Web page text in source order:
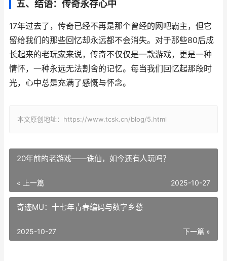
五、结语：传奇永存心中
17年过去了，传奇已经不再是那个曾经的网吧霸主，但它
留给我们的那些回忆却永远都不会消失。对于那些80后成
长起来的老玩家来说，传奇不仅仅是一款游戏，更是一种
情怀，一种永远无法割舍的记忆。每当我们回忆起那段时
光，心中总是充满了感慨与怀念。
本文原创地址：https://www.tcsk.cn/blog/5.html
20年前的老游戏——诛仙，如今还有人玩吗？
« 上一篇 2025-10-27
奇迹MU：十七年青春编码与数字乡愁
下一篇 »
2025-10-27